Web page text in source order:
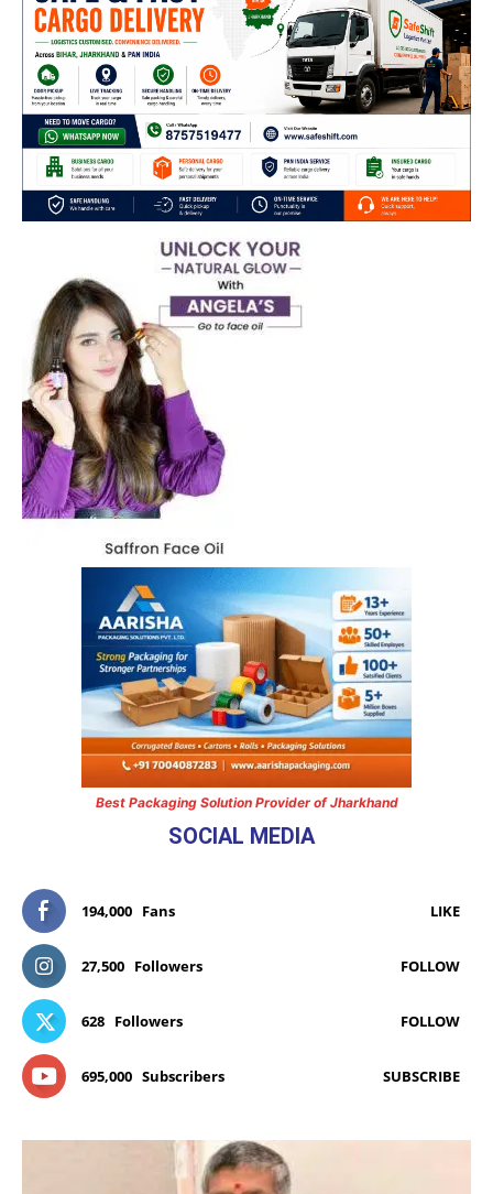
Best Packaging Solution Provider of Jharkhand
SOCIAL MEDIA
194,000 Fans LIKE
27,500 Followers FOLLOW
628 Followers FOLLOW
695,000 Subscribers SUBSCRIBE